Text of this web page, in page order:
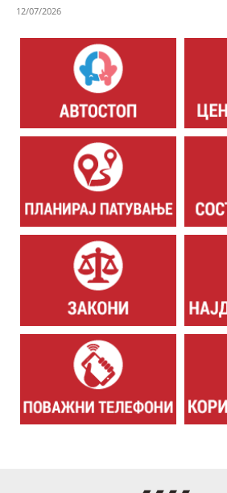
12/07/2026